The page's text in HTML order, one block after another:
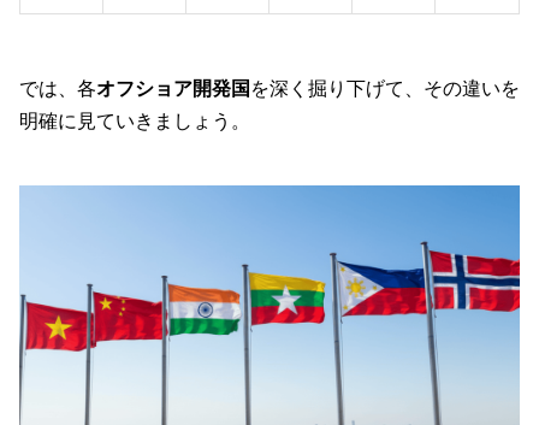
では、各オフショア開発国を深く掘り下げて、その違いを
明確に見ていきましょう。